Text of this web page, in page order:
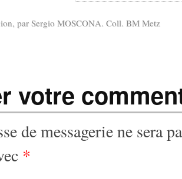
par Sergio MOSCONA. Coll. BM Metz
votre
de messagerie ne sera
*